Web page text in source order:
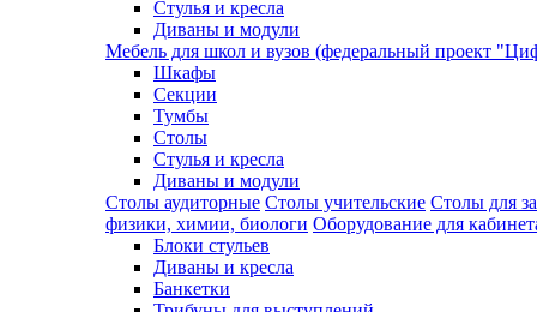
Стулья и кресла
Диваны и модули
Мебель для школ и вузов (федеральный проект
Шкафы
Секции
Тумбы
Столы
Стулья и кресла
Диваны и модули
Столы аудиторные Столы учительские Столы для
физики, химии, биологи Оборудование для
Блоки стульев
Диваны и кресла
Банкетки